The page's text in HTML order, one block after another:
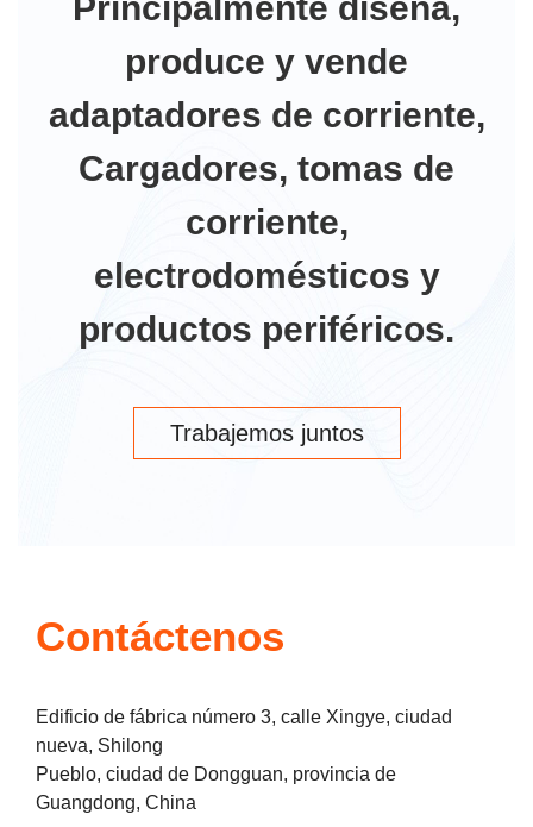
produce y vende
adaptadores de corriente,
Cargadores, tomas de
corriente,
electrodomésticos y
productos periféricos.
Trabajemos juntos
Contáctenos
Edificio de fábrica número 3, calle Xingye, ciudad
nueva, Shilong
Pueblo, ciudad de Dongguan, provincia de
Guangdong, China